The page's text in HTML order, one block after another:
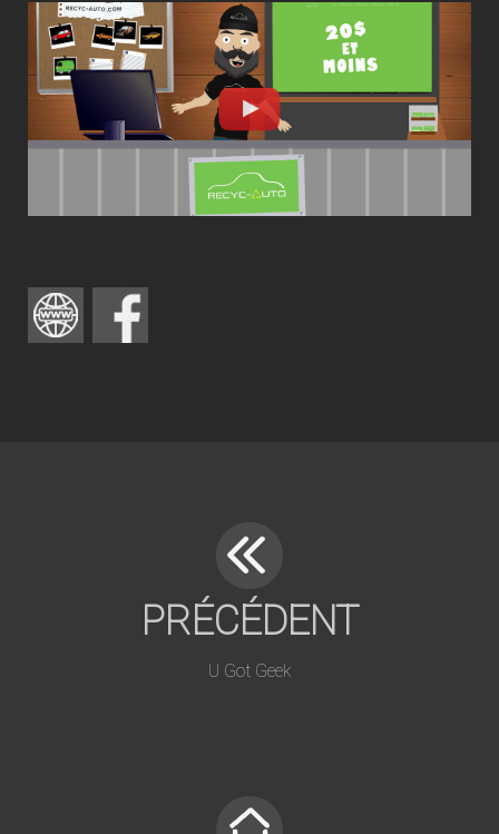
PRÉCÉDENT
U Got Geek